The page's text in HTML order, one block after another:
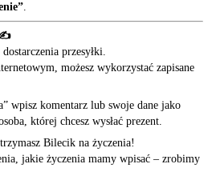
.
✍️
przesyłki.
możesz wykorzystać zapisane
wpisz komentarz lub swoje dane jako
której chcesz wysłać prezent.
Bilecik na życzenia!
jakie życzenia mamy wpisać – zrobimy